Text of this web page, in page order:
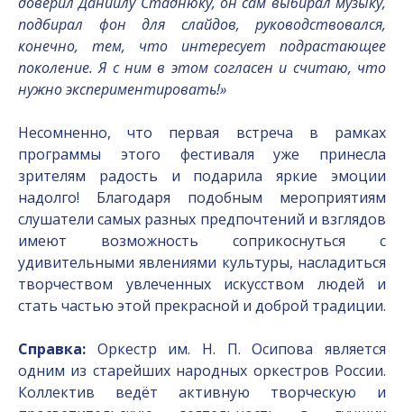
подбирал фон для слайдов, руководствовался,
конечно, тем, что интересует подрастающее
поколение. Я с ним в этом согласен и считаю, что
нужно экспериментировать!»
Несомненно, что первая встреча в рамках
программы этого фестиваля уже принесла
зрителям радость и подарила яркие эмоции
надолго! Благодаря подобным мероприятиям
слушатели самых разных предпочтений и взглядов
имеют возможность соприкоснуться с
удивительными явлениями культуры, насладиться
творчеством увлеченных искусством людей и
стать частью этой прекрасной и доброй традиции.
Справка: Оркестр им. Н. П. Осипова является
одним из старейших народных оркестров России.
Коллектив ведёт активную творческую и